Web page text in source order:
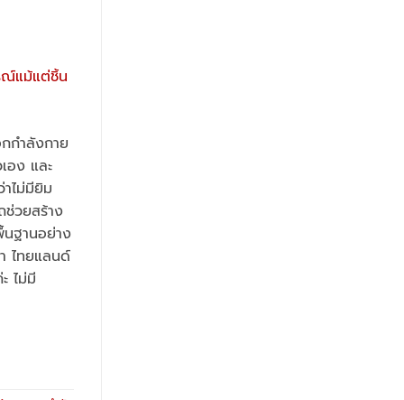
กำลังกาย
อง และ
ไม่มียิม
วยสร้าง
ฐานอย่าง
ไทยแลนด์
ไม่มี